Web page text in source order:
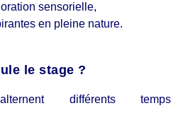
sensorielle,
en pleine nature.
le stage ?
différents temps